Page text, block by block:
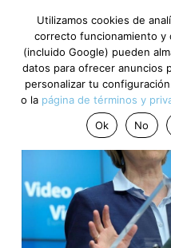
Utilizamos cookies de
correcto funcionamiento y
(incluido Google) pueden
datos para ofrecer anuncios
personalizar tu
o la página de términos y
Ok
No